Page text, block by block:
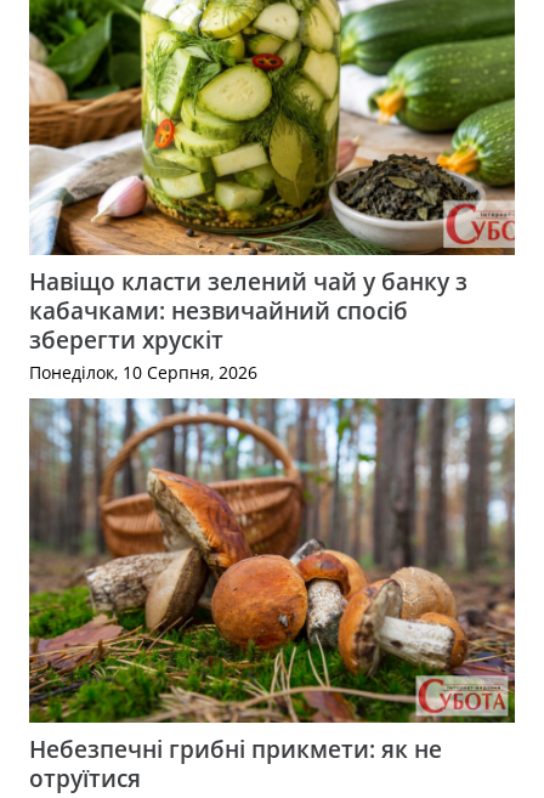
Навіщо класти зелений чай у банку з
кабачками: незвичайний спосіб
зберегти хрускіт
Понеділок, 10 Серпня, 2026
Небезпечні грибні прикмети: як не
отруїтися